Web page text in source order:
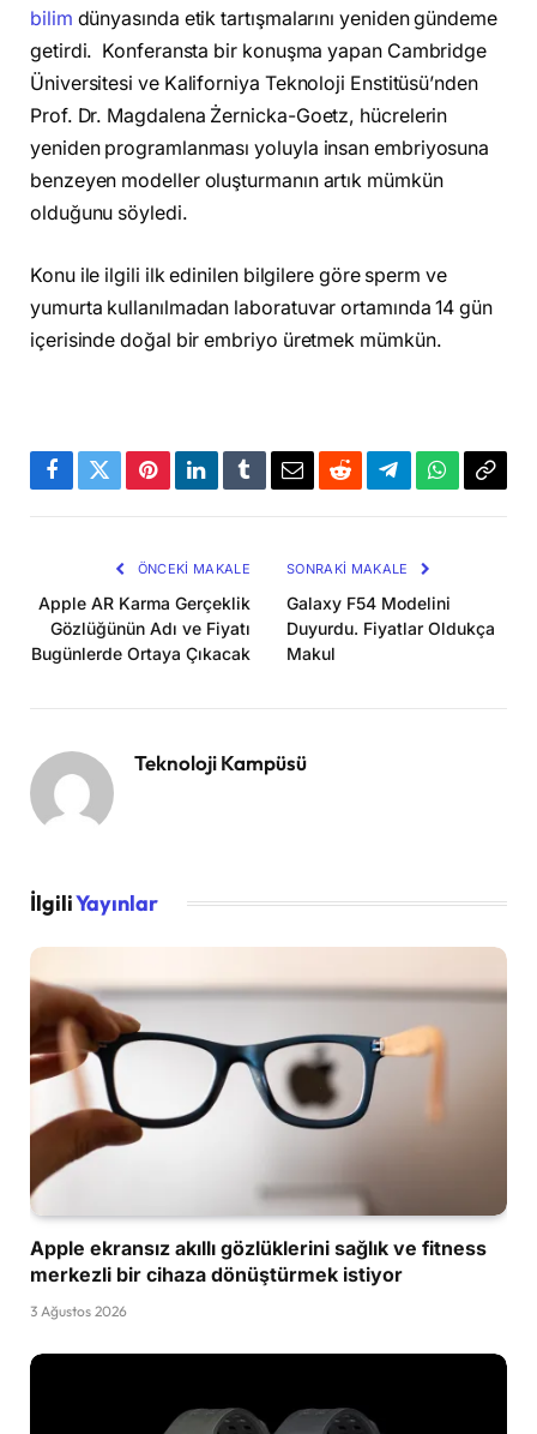
bilim dünyasında etik tartışmalarını yeniden gündeme
getirdi. Konferansta bir konuşma yapan Cambridge
Üniversitesi ve Kaliforniya Teknoloji Enstitüsü’nden
Prof. Dr. Magdalena Żernicka-Goetz, hücrelerin
yeniden programlanması yoluyla insan embriyosuna
benzeyen modeller oluşturmanın artık mümkün
olduğunu söyledi.
Konu ile ilgili ilk edinilen bilgilere göre sperm ve
yumurta kullanılmadan laboratuvar ortamında 14 gün
içerisinde doğal bir embriyo üretmek mümkün.
Facebook
TwitterPinterestLinkedInTumblrEmailRedditTelegramWhatsApp
ÖNCEKI MAKALE
Apple AR Karma Gerçeklik
Gözlüğünün Adı ve Fiyatı
Bugünlerde Ortaya Çıkacak
SONRAKI MAKALE
Galaxy F54 Modelini
Duyurdu. Fiyatlar Oldukça
Makul
Teknoloji Kampüsü
İlgiliYayınlar
Apple ekransız akıllı gözlüklerini sağlık ve fitness
merkezli bir cihaza dönüştürmek istiyor
3 Ağustos 2026